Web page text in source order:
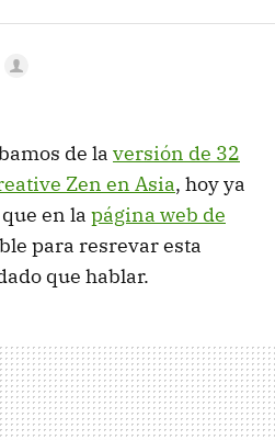
de la versión de 32
Zen en Asia, hoy ya
en la página web de
para resrevar esta
que hablar.